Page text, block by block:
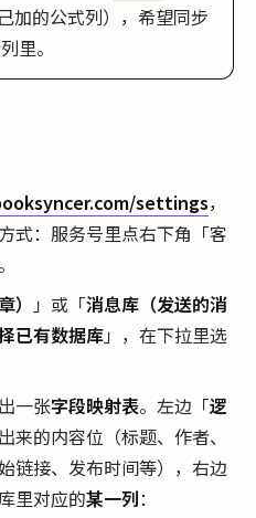
加的公式列），希望同步
里。
settings，
式：服务号里点右下角「客
） 」或「消息库（发送的消
已有数据库」，在下拉里选
一张字段映射表。左边「逻
来的内容位（标题、作者、
链接、发布时间等），右边
里对应的某一列：